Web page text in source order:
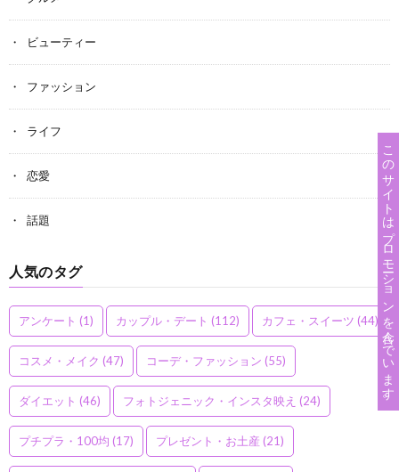
ビューティー
ファッション
ライフ
恋愛
話題
人気のタグ
アンケート (1) カップル・デート (112) カフェ・スイーツ (44)
コスメ・メイク (47) コーデ・ファッション (55)
ダイエット (46) フォトジェニック・インスタ映え (24)
プチプラ・100均 (17) プレゼント・お土産 (21)
このサイトはプロモーションを含んでいます。